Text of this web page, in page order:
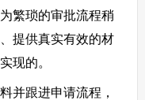
繁琐的审批流程稍
提供真实有效的材
现的。
并跟进申请流程，